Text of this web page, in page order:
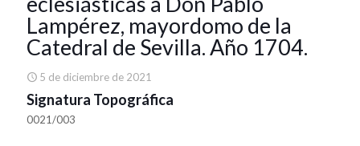
Lampérez, mayordomo de la
Catedral de Sevilla. Año 1704.
5 de diciembre de 2021
Signatura Topográfica
0021/003